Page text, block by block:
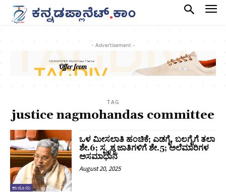
- Advertisement -
TAG
justice nagmohandas committee
ಕಾನೂನು
ಒಳ ಮೀಸಲಾತಿ ಹಂಚಿಕೆ; ಎಡಗೈ, ಬಲಗೈಗೆ ತಲಾ
ಶೇ.6; ಸ್ಪೃಶ್ಯ ಜಾತಿಗಳಿಗೆ ಶೇ.5; ಅಲೆಮಾರಿಗಳ
ಅಸಮಾಧಾನ
August 20, 2025